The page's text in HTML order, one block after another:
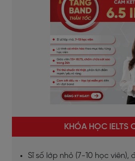
KHÓA HỌC IELTS
Sĩ số lớp nhỏ (7-10 học viên),